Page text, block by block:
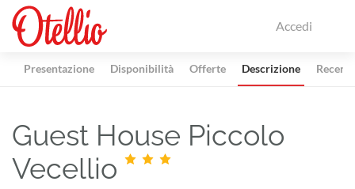
Accedi
Presentazione Disponibilità Offerte Descrizione
Guest House Piccolo
Vecellio